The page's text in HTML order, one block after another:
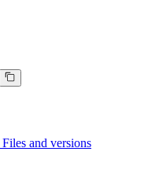
Files and versions